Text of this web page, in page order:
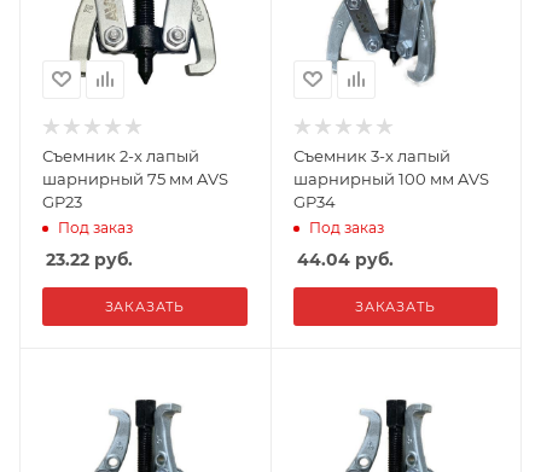
Съемник 2-х лапый
шарнирный 75 мм AVS
GP23
Под заказ
23.22 руб.
ЗАКАЗАТЬ
Съемник 3-х лапый
шарнирный 100 мм AVS
GP34
Под заказ
44.04руб.
ЗАКАЗАТЬ